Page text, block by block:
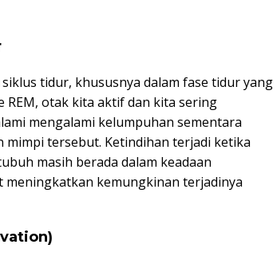
tidur, khususnya dalam fase tidur yang
REM, otak kita aktif dan kita sering
mengalami kelumpuhan sementara
tersebut. Ketindihan terjadi ketika
masih berada dalam keadaan
kemungkinan terjadinya